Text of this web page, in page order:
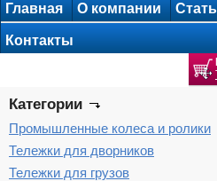
Главная О компании
Контакты
Категории
Промышленные колеса и ролики
Тележки для дворников
Тележки для грузов